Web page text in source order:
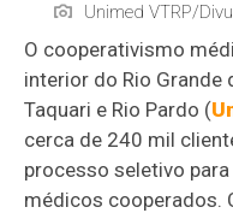
Unimed VTRP/
O cooperativismo
interior do Rio Grande
Taquari e Rio Pardo (
cerca de 240 mil
processo seletivo
médicos cooperados.